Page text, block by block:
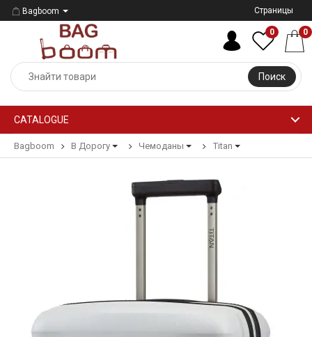
Bagboom Страницы
Поиск
0 0
CATALOGUE
Bagboom В Дорогу Чемоданы Titan